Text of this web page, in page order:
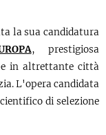
la sua candidatura
, prestigiosa
in altrettante città
L'opera candidata
di selezione